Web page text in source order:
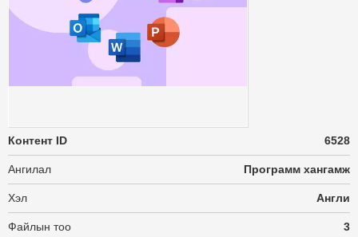
Контент ID 6528
Ангилал Программ хангамж
Хэл Англи
Файлын тоо 3